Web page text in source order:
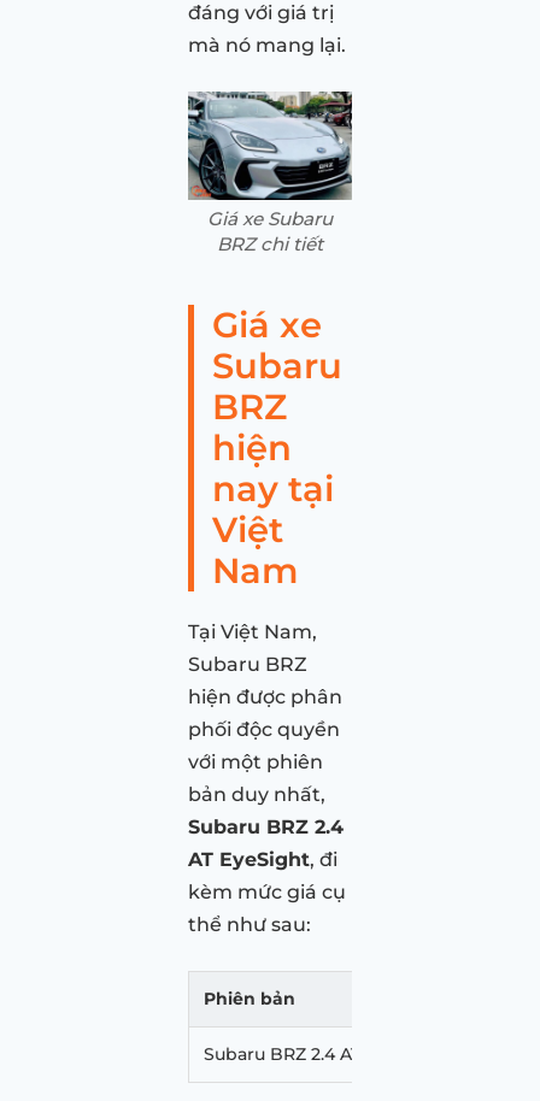
đáng với giá trị
mà nó mang lại.
Giá xe Subaru
BRZ chi tiết
Giá xe
Subaru
BRZ
hiện
nay tại
Việt
Nam
Tại Việt Nam,
Subaru BRZ
hiện được phân
phối độc quyền
với một phiên
bản duy nhất,
Subaru BRZ 2.4
AT EyeSight, đi
kèm mức giá cụ
thể như sau:
Phiên bản
Subaru BRZ 2.4 AT EyeSight